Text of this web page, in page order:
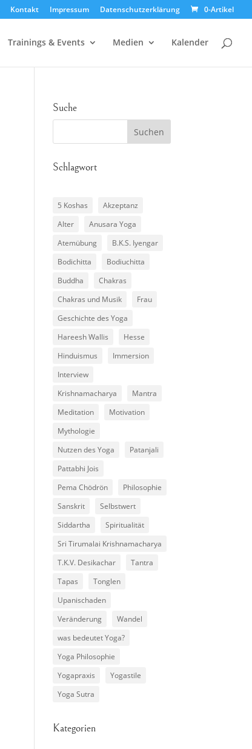
Kontakt Impressum Datenschutzerklärung 0-Artikel
Trainings & Events Medien Kalender
Suche
Schlagwort
5 Koshas
Akzeptanz
Alter
Anusara Yoga
Atemübung
B.K.S. Iyengar
Bodichitta
Bodiuchitta
Buddha
Chakras
Chakras und Musik
Frau
Geschichte des Yoga
Hareesh Wallis
Hesse
Hinduismus
Immersion
Interview
Krishnamacharya
Mantra
Meditation
Motivation
Mythologie
Nutzen des Yoga
Patanjali
Pattabhi Jois
Pema Chödrön
Philosophie
Sanskrit
Selbstwert
Siddartha
Spiritualität
Sri Tirumalai Krishnamacharya
T.K.V. Desikachar
Tantra
Tapas
Tonglen
Upanischaden
Veränderung
Wandel
was bedeutet Yoga?
Yoga Philosophie
Yogapraxis
Yogastile
Yoga Sutra
Kategorien